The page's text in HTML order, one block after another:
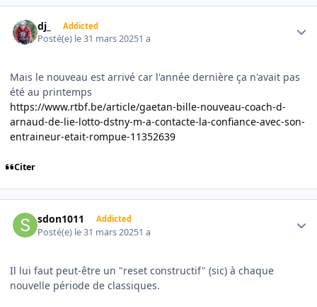
dj_ Addicted
Posté(e) le 31 mars 20251 a
Mais le nouveau est arrivé car l'année dernière ça n'avait pas
été au printemps
https://www.rtbf.be/article/gaetan-bille-nouveau-coach-d-
arnaud-de-lie-lotto-dstny-m-a-contacte-la-confiance-avec-son-
entraineur-etait-rompue-11352639
Citer
sdon1011 Addicted
Posté(e) le 31 mars 20251 a
Il lui faut peut-être un "reset constructif" (sic) à chaque
nouvelle période de classiques.